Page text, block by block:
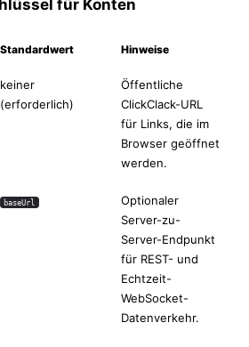
für Konten
Standardwert Hinweise
keiner
(erforderlich)
Öffentliche
ClickClack-URL
für Links, die im
Browser geöffnet
werden.
baseUrl
Optionaler
Server-zu-
Server-Endpunkt
für REST- und
Echtzeit-
WebSocket-
Datenverkehr.